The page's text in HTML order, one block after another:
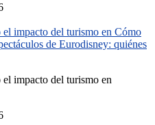
el impacto del turismo en Cómo
de Eurodisney: quiénes
impacto del turismo en